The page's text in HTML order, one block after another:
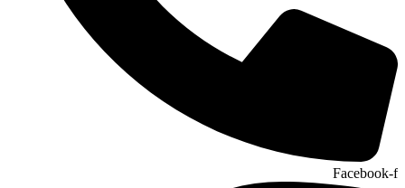
Facebook-f